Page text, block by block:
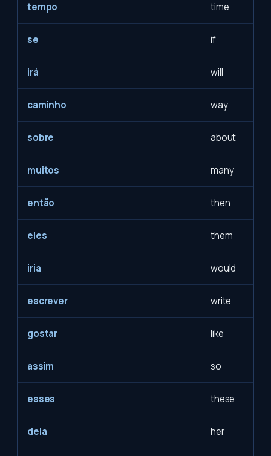
tempo time
se if
irá will
caminho way
sobre about
muitos many
então then
eles them
iria would
escrever write
gostar like
assim so
esses these
dela her